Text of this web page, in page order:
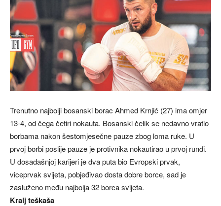
Trenutno najbolji bosanski borac Ahmed Krnjić (27) ima omjer
13-4, od čega četiri nokauta. Bosanski čelik se nedavno vratio
borbama nakon šestomjesečne pauze zbog loma ruke. U
prvoj borbi poslije pauze je protivnika nokautirao u prvoj rundi.
U dosadašnjoj karijeri je dva puta bio Evropski prvak,
viceprvak svijeta, pobjeđivao dosta dobre borce, sad je
zasluženo među najbolja 32 borca svijeta.
Kralj teškaša